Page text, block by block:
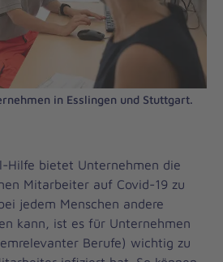
in Esslingen und Stuttgart.
Hilfe bietet Unternehmen die
Mitarbeiter auf Covid-19 zu
jedem Menschen andere
kann, ist es für Unternehmen
Berufe) wichtig zu